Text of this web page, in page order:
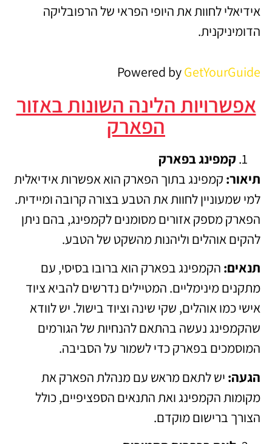
אידיאלי לחוות את היופי הפראי של הרפובליקה
הדומיניקנית.
Powered byGetYourGuide
אפשרויות הלינה השונות באזור
הפארק
קמפינג בפארק
תיאור: קמפינג בתוך הפארק הוא אפשרות אידיאלית
למי שמעוניין לחוות את הטבע בצורה קרובה ומיידית.
הפארק מספק אזורים מסומנים לקמפינג, בהם ניתן
להקים אוהלים וליהנות מהשקט של הטבע.
תנאים: הקמפינג בפארק הוא ברובו בסיסי, עם
מתקנים מינימליים. המטיילים נדרשים להביא ציוד
אישי כמו אוהלים, שקי שינה וציוד בישול. יש לוודא
שהקמפינג נעשה בהתאם להנחיות של הגורמים
המוסמכים בפארק כדי לשמור על הסביבה.
הגעה: יש לתאם מראש עם מנהלת הפארק את
מקומות הקמפינג ואת התנאים הספציפיים, כולל
הצורך ברישום מוקדם.